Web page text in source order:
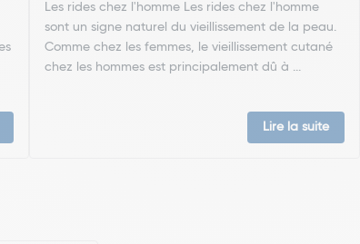
Les rides chez l'homme Les rides chez l'homme
sont un signe naturel du vieillissement de la peau.
Comme chez les femmes, le vieillissement cutané
chez les hommes est principalement dû à ...
Lire la suite